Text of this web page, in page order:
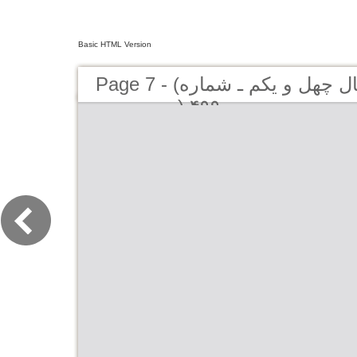
Basic HTML Version
Page 7 - (کیهان لندن - سال چهل و یکم ـ شماره
۴۹۹ (دوره جديد